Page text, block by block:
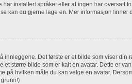
installert språket eller at ingen har oversatt
kan du gjerne lage en. Mer informasjon
Det første er et bilde som viser din
større bilde som er kalt en avatar. Dette er
på hvilken måte du kan velge en avatar.